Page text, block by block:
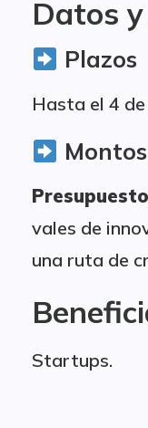
Datos
Plazos
Hasta el 4
Montos
Presupuesto
vales de
una ruta de
Startups.